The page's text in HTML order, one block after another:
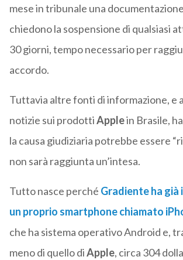
mese in tribunale una
chiedono la sospensione di qualsiasi
30 giorni, tempo necessario per
accordo.
Tuttavia altre fonti di informazione, e
notizie sui prodottiApplein Brasile,
la causa giudiziaria potrebbe essere
non sarà raggiunta un’intesa.
Tutto nasce perché Gradienteha già
un proprio smartphone chiamato
che ha sistema operativo Android e,
meno di quello diApple, circa 304